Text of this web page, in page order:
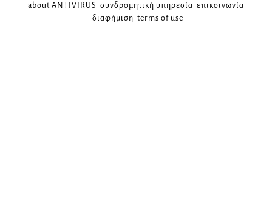
about ANTIVIRUS συνδρομητική υπηρεσία επικοινωνία
διαφήμιση terms of use